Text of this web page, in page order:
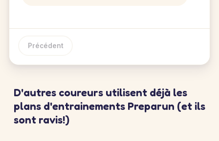
Précédent
D'autres coureurs utilisent déjà les
plans d'entrainements Preparun (et ils
sont ravis!)